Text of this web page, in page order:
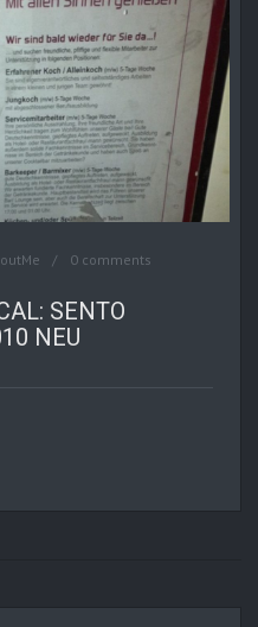
0 comments
SENTO
NEU